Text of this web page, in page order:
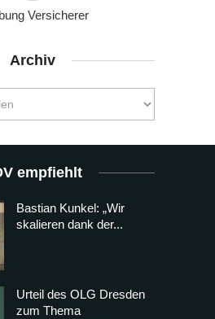
Versicherer
Archiv
empfiehlt
Bastian Kunkel: „Wir
skalieren dank der...
Urteil des OLG Dresden
zum Thema